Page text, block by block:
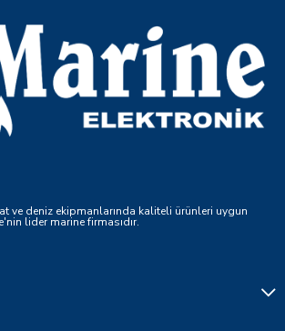
ve deniz ekipmanlarında kaliteli ürünleri uygun
lider marine firmasıdır.